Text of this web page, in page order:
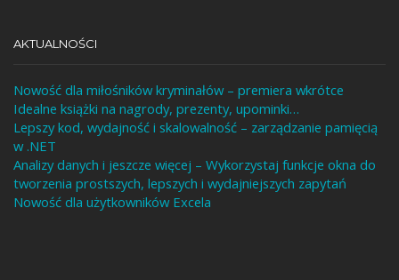
AKTUALNOŚCI
Nowość dla miłośników kryminałów – premiera wkrótce
Idealne książki na nagrody, prezenty, upominki…
Lepszy kod, wydajność i skalowalność – zarządzanie pamięcią
w .NET
Analizy danych i jeszcze więcej – Wykorzystaj funkcje okna do
tworzenia prostszych, lepszych i wydajniejszych zapytań
Nowość dla użytkowników Excela